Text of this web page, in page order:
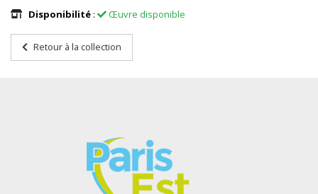
Disponibilité : Œuvre disponible
Retour à la collection